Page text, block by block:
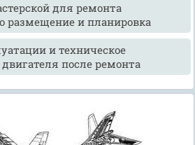
для ремонта
размещение и планировка
и техническое
после ремонта